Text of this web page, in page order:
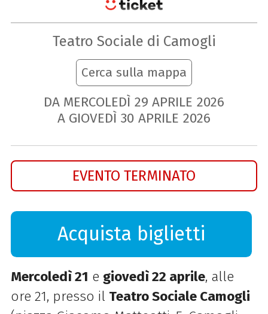
Teatro Sociale di Camogli
Cerca sulla mappa
DA MERCOLEDÌ 29 APRILE 2026
A GIOVEDÌ 30 APRILE 2026
EVENTO TERMINATO
Acquista biglietti
Mercoledì 21 e giovedì 22 aprile, alle
ore 21, presso il Teatro Sociale Camogli